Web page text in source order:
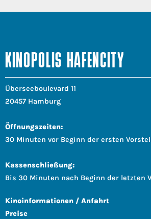
KINOPOLIS HAFENCITY
Überseeboulevard 11
20457 Hamburg
Öffnungszeiten:
30 Minuten vor Beginn der ersten
Kassenschließung:
Bis 30 Minuten nach Beginn der letzten
Kinoinformationen / Anfahrt
Preise